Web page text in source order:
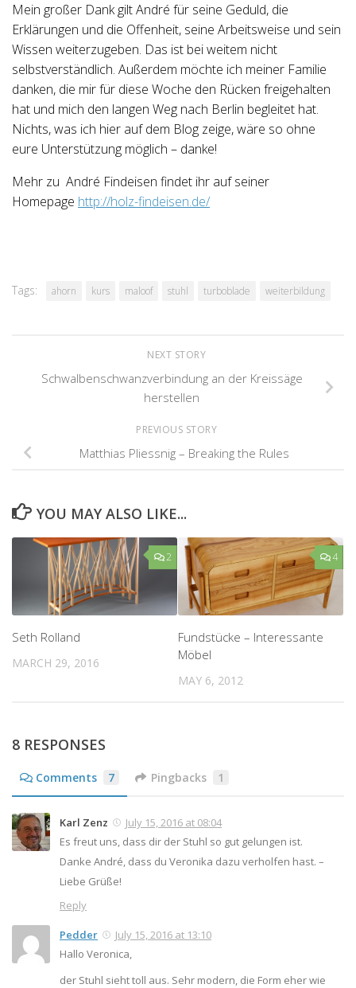
Mein großer Dank gilt André für seine Geduld, die
Erklärungen und die Offenheit, seine Arbeitsweise und sein
Wissen weiterzugeben. Das ist bei weitem nicht
selbstverständlich. Außerdem möchte ich meiner Familie
danken, die mir für diese Woche den Rücken freigehalten
hat und mich den langen Weg nach Berlin begleitet hat.
Nichts, was ich hier auf dem Blog zeige, wäre so ohne
eure Unterstützung möglich – danke!
Mehr zu André Findeisen findet ihr auf seiner
Homepage http://holz-findeisen.de/
Tags: ahorn kurs maloof stuhl turboblade weiterbildung
NEXT STORY
Schwalbenschwanzverbindung an der Kreissäge
herstellen
PREVIOUS STORY
Matthias Pliessnig – Breaking the Rules
YOU MAY ALSO LIKE...
2
Seth Rolland
MARCH 29, 2016
4
Fundstücke – Interessante
Möbel
MAY 6, 2012
8 RESPONSES
Comments 7 Pingbacks 1
Karl Zenz
July 15, 2016 at 08:04
Es freut uns, dass dir der Stuhl so gut gelungen ist.
Danke André, dass du Veronika dazu verholfen hast. –
Liebe Grüße!
Reply
Pedder
July 15, 2016 at 13:10
Hallo Veronica,
der Stuhl sieht toll aus. Sehr modern, die Form eher wie